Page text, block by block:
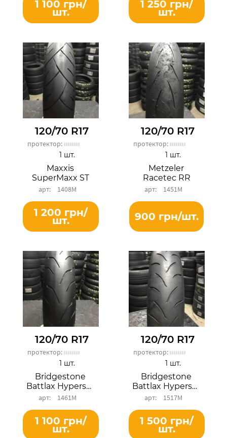
1 100 грн/
шт.
1 250 грн/
шт.
120/70 R17
протектор:
Maxxis
SuperMaxx ST
1408М
1 шт.
1 200 грн/
шт.
120/70 R17
протектор:
Metzeler
Racetec RR
1451М
1 шт.
900 грн/шт.
120/70 R17
протектор:
Bridgestone
Battlax Hypersport S20F
1461М
1 шт.
1 100 грн/
шт.
120/70 R17
протектор:
Bridgestone
Battlax Hypersport BT016F
1517М
1 шт.
1 500 грн/
шт.